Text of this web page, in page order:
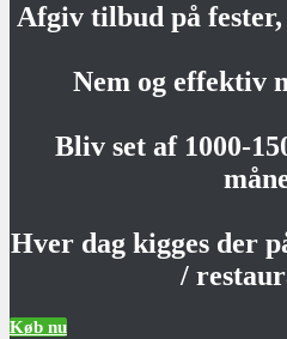
Afgiv tilbud på
Nem og effektiv
Bliv set af 1000-
Hver dag kigges der
/
Køb nu